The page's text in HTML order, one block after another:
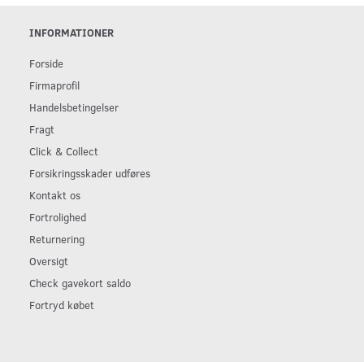
INFORMATIONER
Forside
Firmaprofil
Handelsbetingelser
Fragt
Click & Collect
Forsikringsskader udføres
Kontakt os
Fortrolighed
Returnering
Oversigt
Check gavekort saldo
Fortryd købet